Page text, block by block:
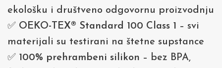
ekološku i društveno odgovornu proizvodnju
✅ OEKO-TEX® Standard 100 Class 1 – svi
materijali su testirani na štetne supstance
✅ 100% prehrambeni silikon – bez BPA,